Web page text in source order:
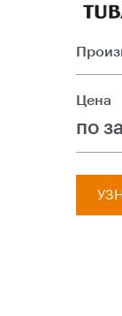
Цена
по